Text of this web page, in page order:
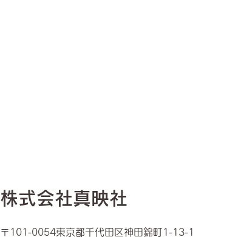
​株式会社真映社
〒101-0054東京都千代田区神田錦町1-13-1